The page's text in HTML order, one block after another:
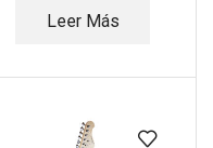
Leer Más